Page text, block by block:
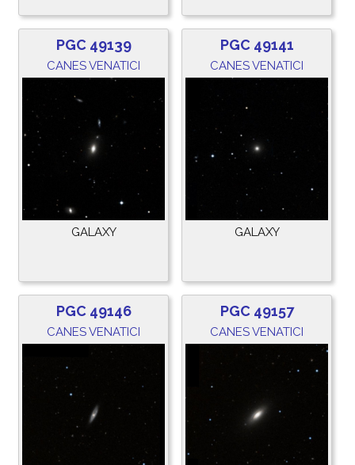
PGC 49139
CANES VENATICI
GALAXY
PGC 49141
CANES VENATICI
GALAXY
PGC 49146
CANES VENATICI
PGC 49157
CANES VENATICI